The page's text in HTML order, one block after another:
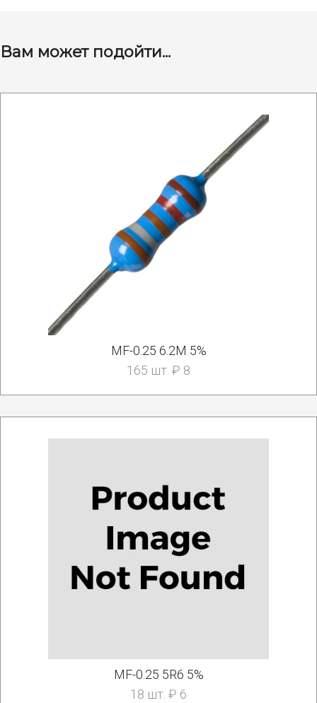
Вам может подойти...
MF-0.25 6.2M 5%
165 шт. ₽ 8
MF-0.25 5R6 5%
18 шт. ₽ 6